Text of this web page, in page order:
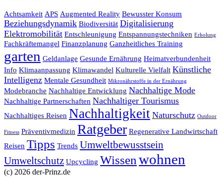
Achtsamkeit APS Augmented Reality Bewusster Konsum
Beziehungsdynamik Biodiversität Digitalisierung
Elektromobilität Entschleunigung Entspannungstechniken Erholung
Fachkräftemangel Finanzplanung Ganzheitliches Training
garten Geldanlage Gesunde Ernährung Heimatverbundenheit
Info Klimaanpassung Klimawandel Kulturelle Vielfalt Künstliche
Intelligenz Mentale Gesundheit Mikronährstoffe in der Ernährung
Modebranche Nachhaltige Entwicklung Nachhaltige Mode
Nachhaltige Partnerschaften Nachhaltiger Tourismus
Nachhaltiges Reisen Nachhaltigkeit Naturschutz Outdoor
Fitness Präventivmedizin Ratgeber Regenerative Landwirtschaft
Reisen Tipps Trends Umweltbewusstsein
Umweltschutz Upcycling Wissen wohnen
(c) 2026 der-Prinz.de